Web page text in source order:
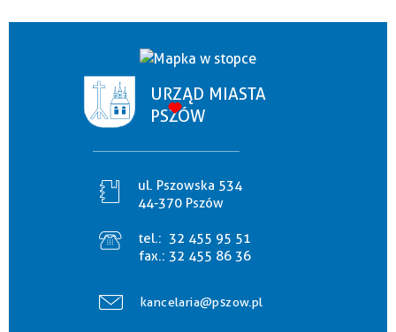
URZĄD MIASTA
PSZÓW
ul. Pszowska 534
44-370 Pszów
tel.: 32 455 95 51
fax.: 32 455 86 36
kancelaria@pszow.pl